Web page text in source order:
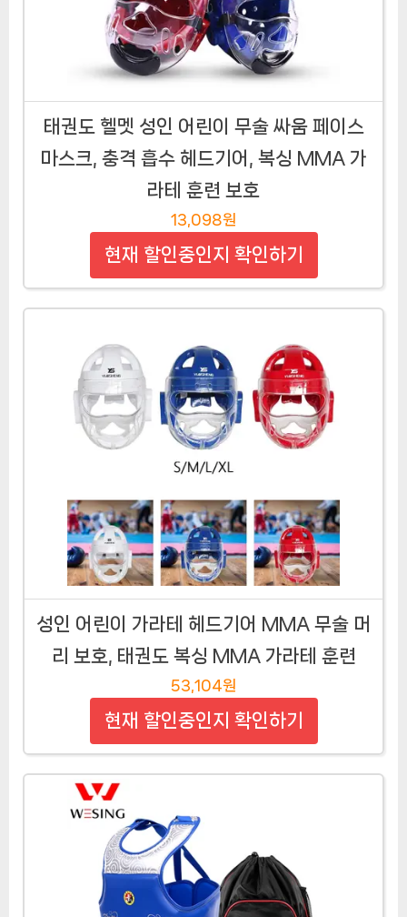
태권도 헬멧 성인 어린이 무술 싸움 페이스
마스크, 충격 흡수 헤드기어, 복싱 MMA 가
라테 훈련 보호
13,098원
현재 할인중인지 확인하기
성인 어린이 가라테 헤드기어 MMA 무술 머
리 보호, 태권도 복싱 MMA 가라테 훈련
53,104원
현재 할인중인지 확인하기